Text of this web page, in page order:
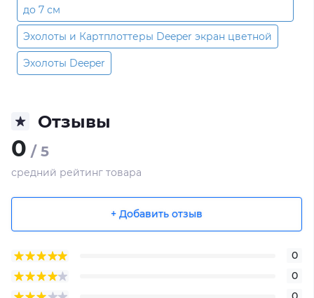
до 7 см
Эхолоты и Картплоттеры Deeper экран цветной
Эхолоты Deeper
Отзывы
0 / 5
средний рейтинг товара
+ Добавить отзыв
0
0